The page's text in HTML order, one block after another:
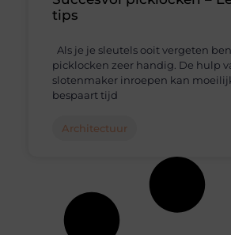
tips
Als je je sleutels ooit vergeten
picklocken zeer handig. De hulp
slotenmaker inroepen kan
bespaart tijd
Architectuur